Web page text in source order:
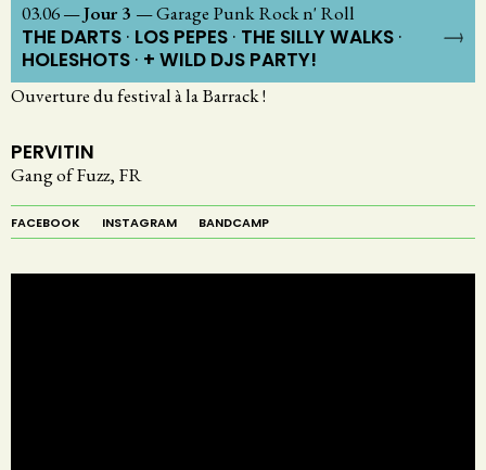
03.06—Jour 3 —Garage Punk Rock n' Roll
THE DARTS LOS PEPES THE SILLY WALKS
HOLESHOTS + WILD DJS PARTY!
Ouverture du festival à la Barrack !
PERVITIN
Gang of Fuzz, FR
FACEBOOK INSTAGRAM BANDCAMP